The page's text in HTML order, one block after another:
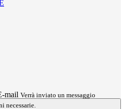
mail Verrà inviato un messaggio
necessarie.